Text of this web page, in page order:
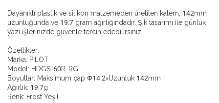
Dayanıklı plastik ve silikon malzemeden üretilen kalem, 142mm
uzunluğunda ve 19.7 gram ağırlığındadır. Şık tasarımı ile günlük
yazı işlerinizde güvenle tercih edebilirsiniz.
Özellikler:
Marka: PILOT
Model: HDGS-60R-RG
Boyutlar: Maksimum çap Φ14.2×Uzunluk 142mm
Ağırlık: 19.7g
Renk: Frost Yeşil